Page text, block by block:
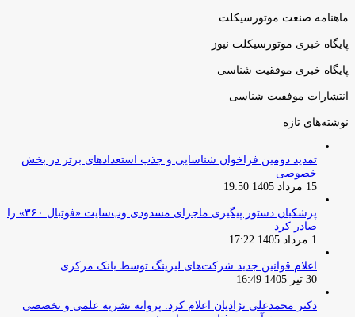
ماهنامه صنعت موتورسیکلت
پایگاه خبری موتورسیکلت نیوز
پایگاه خبری موفقیت شناسی
انتشارات موفقیت شناسی
نوشته‌های تازه
تمدید دومین فراخوان شناسایی و جذب استعدادهای برتر در بخش
خصوصی
15 مرداد 1405 19:50
پزشکیان دستور پیگیری ماجرای مسدودی وب‌سایت «فوتبال ۳۶۰» را
صادر کرد
1 مرداد 1405 17:22
اعلام قوانین جدید شرکت‌های لیزینگ توسط بانک مرکزی
30 تیر 1405 16:49
دکتر محمدعلی نژادیان اعلام کرد: پروانه نشریه علمی و تخصصی